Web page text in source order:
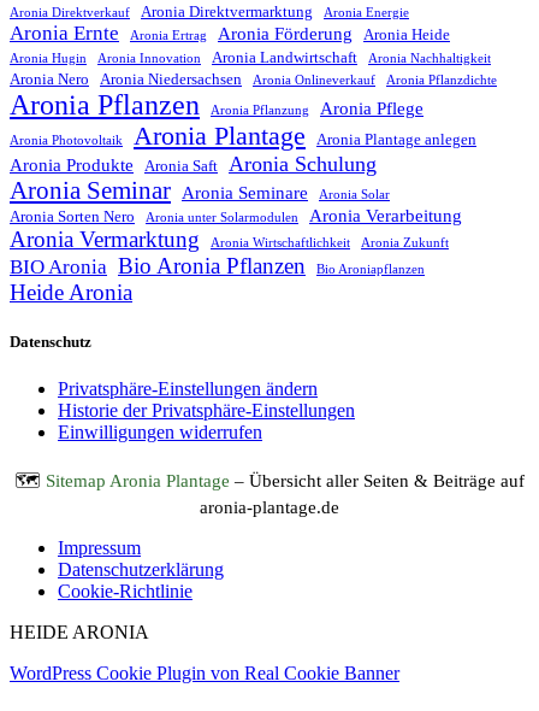
Aronia Direktverkauf Aronia Direktvermarktung Aronia Energie
Aronia Ernte Aronia Ertrag Aronia Förderung Aronia Heide
Aronia Hugin Aronia Innovation Aronia Landwirtschaft Aronia Nachhaltigkeit
Aronia Nero Aronia Niedersachsen Aronia Onlineverkauf Aronia Pflanzdichte
Aronia Pflanzen Aronia Pflanzung Aronia Pflege
Aronia Photovoltaik Aronia Plantage Aronia Plantage anlegen
Aronia Produkte Aronia Saft Aronia Schulung
Aronia Seminar Aronia Seminare Aronia Solar
Aronia Sorten Nero Aronia unter Solarmodulen Aronia Verarbeitung
Aronia Vermarktung Aronia Wirtschaftlichkeit Aronia Zukunft
BIO Aronia Bio Aronia Pflanzen Bio Aroniapflanzen
Heide Aronia
Datenschutz
Privatsphäre-Einstellungen ändern
Historie der Privatsphäre-Einstellungen
Einwilligungen widerrufen
🗺️ Sitemap Aronia Plantage – Übersicht aller Seiten & Beiträge auf
aronia-plantage.de
Impressum
Datenschutzerklärung
Cookie-Richtlinie
HEIDE ARONIA
WordPress Cookie Plugin von Real Cookie Banner